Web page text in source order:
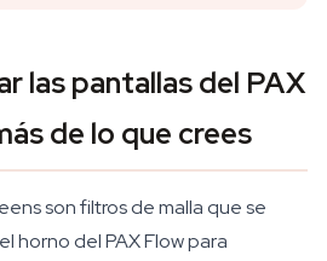
las pantallas del PAX
de lo que crees
son filtros de malla que se
horno del PAX Flow para